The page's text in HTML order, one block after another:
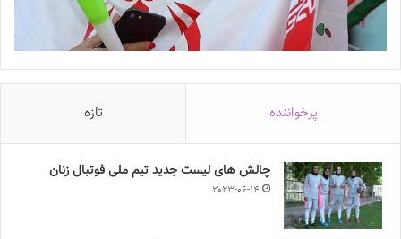
پرخواننده تازه
چالش هاى ليست جدید تيم ملى فوتبال زنان
2023-06-14